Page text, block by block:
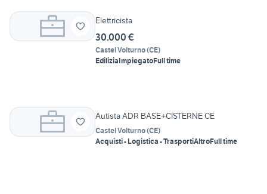
Elettricista
30.000 €
Castel Volturno(CE)
EdiliziaImpiegatoFull time
Autista ADR BASE+CISTERNE CE
Castel Volturno(CE)
Acquisti - Logistica - TrasportiAltroFull time